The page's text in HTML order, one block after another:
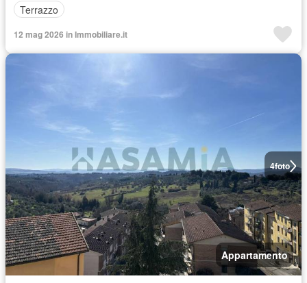
Terrazzo
12 mag 2026 in Immobiliare.it
4foto
Appartamento